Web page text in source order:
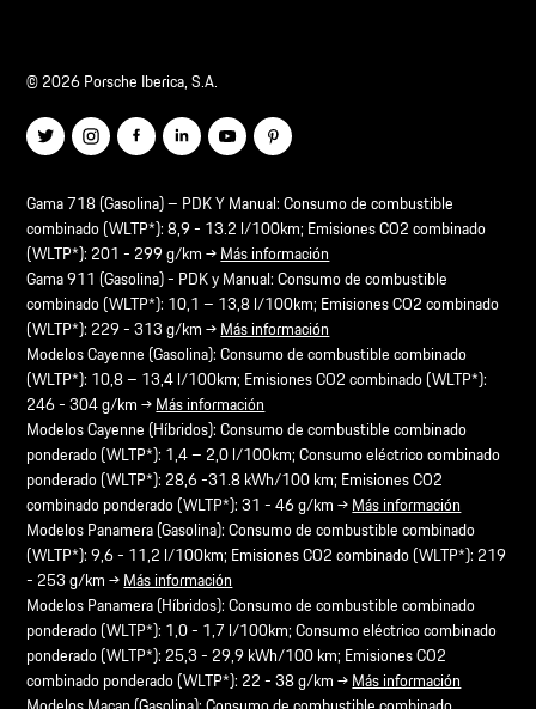
© 2026 Porsche Iberica, S.A.
Gama 718 (Gasolina) – PDK Y Manual: Consumo de combustible
combinado (WLTP*): 8,9 - 13.2 l/100km; Emisiones CO2 combinado
(WLTP*): 201 - 299 g/km →Más información
Gama 911 (Gasolina) - PDK y Manual: Consumo de combustible
combinado (WLTP*): 10,1 – 13,8 l/100km; Emisiones CO2 combinado
(WLTP*): 229 - 313 g/km →Más información
Modelos Cayenne (Gasolina): Consumo de combustible combinado
(WLTP*): 10,8 – 13,4 l/100km; Emisiones CO2 combinado (WLTP*):
246 - 304 g/km →Más información
Modelos Cayenne (Híbridos): Consumo de combustible combinado
ponderado (WLTP*): 1,4 – 2,0 l/100km; Consumo eléctrico combinado
ponderado (WLTP*): 28,6 -31.8 kWh/100 km; Emisiones CO2
combinado ponderado (WLTP*): 31 - 46 g/km →Más información
Modelos Panamera (Gasolina): Consumo de combustible combinado
(WLTP*): 9,6 - 11,2 l/100km; Emisiones CO2 combinado (WLTP*): 219
- 253 g/km →Más información
Modelos Panamera (Híbridos): Consumo de combustible combinado
ponderado (WLTP*): 1,0 - 1,7 l/100km; Consumo eléctrico combinado
ponderado (WLTP*): 25,3 - 29,9 kWh/100 km; Emisiones CO2
combinado ponderado (WLTP*): 22 - 38 g/km →Más información